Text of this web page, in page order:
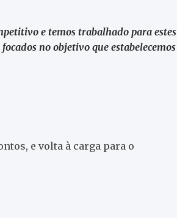
e temos trabalhado para estes
no objetivo que estabelecemos
e volta à carga para o